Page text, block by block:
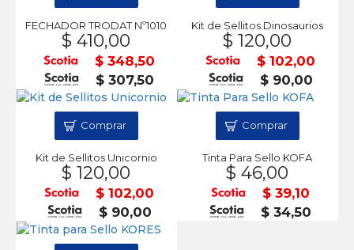
FECHADOR TRODAT Nº1010
$ 410,00
$ 348,50
$ 307,50
Kit de Sellitos Dinosaurios
$ 120,00
$ 102,00
$ 90,00
Kit de Sellitos Unicornio
$ 120,00
$ 102,00
$ 90,00
Comprar
Tinta Para Sello KOFA
$ 46,00
$ 39,10
$ 34,50
Comprar